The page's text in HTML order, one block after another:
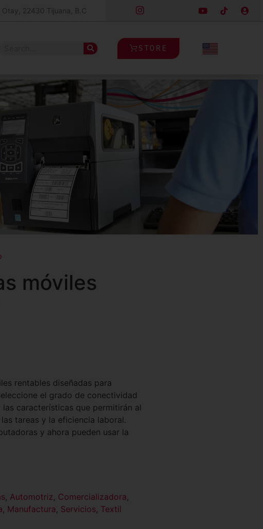
22430 Tijuana, B.C
STORE
móviles
rentables diseñadas para
el grado de conectividad
características que permitirán al
tareas y la eficiencia laboral.
y ahora pueden usar la
, Automotriz, Comercializadora,
, Manufactura, Servicios, Textil